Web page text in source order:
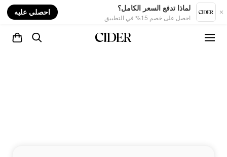
لماذا تدفع السعر الكامل؟
احصل على خصم 15% في التطبيق
احصلي عليه